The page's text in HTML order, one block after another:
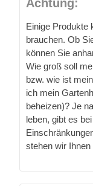
Achtung:
Einige Produkte
brauchen. Ob
können Sie
Wie groß soll
bzw. wie ist
ich mein
beheizen)? Je
leben, gibt es
stehen wir